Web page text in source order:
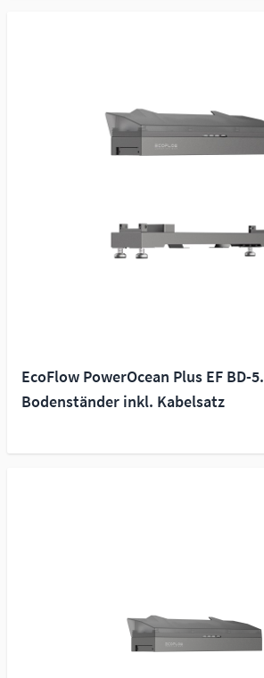
EcoFlow PowerOcean Plus EF BD-
Bodenständer inkl. Kabelsatz